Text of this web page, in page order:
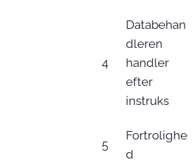
4
Databehan
dleren
handler
efter
instruks
5
Fortrolighe
d